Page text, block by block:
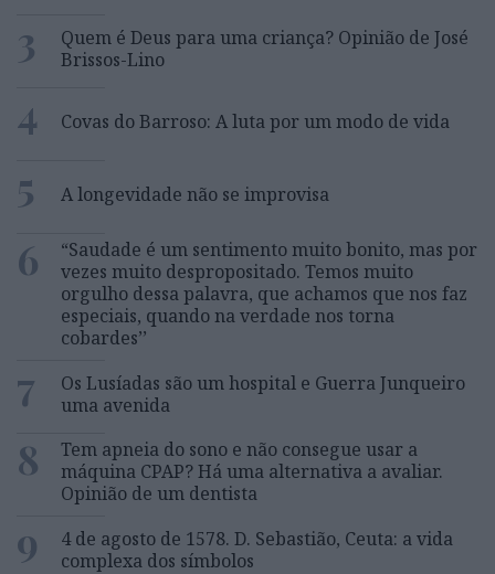
3
Quem é Deus para uma criança? Opinião de José
Brissos-Lino
4 Covas do Barroso: A luta por um modo de vida
5 A longevidade não se improvisa
6
“Saudade é um sentimento muito bonito, mas por
vezes muito despropositado. Temos muito
orgulho dessa palavra, que achamos que nos faz
especiais, quando na verdade nos torna
cobardes’’
7
Os Lusíadas são um hospital e Guerra Junqueiro
uma avenida
8
Tem apneia do sono e não consegue usar a
máquina CPAP? Há uma alternativa a avaliar.
Opinião de um dentista
9
4 de agosto de 1578. D. Sebastião, Ceuta: a vida
complexa dos símbolos